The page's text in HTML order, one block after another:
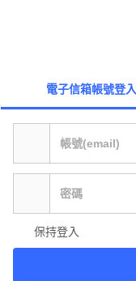
電子信箱帳號登入
保持登入